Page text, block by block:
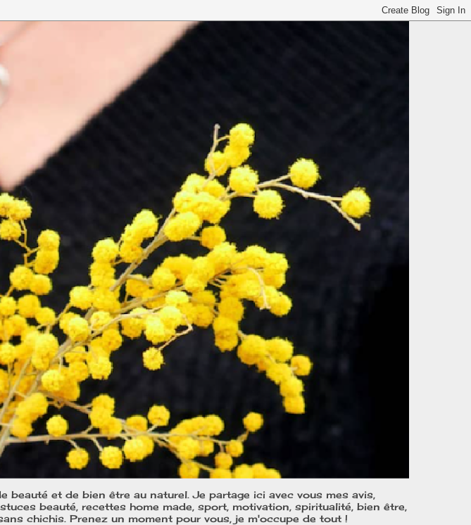
et de bien être au naturel. Je partage ici avec vous mes avis,
beauté, recettes home made, sport, motivation, spiritualité, bien être,
chichis. Prenez un moment pour vous, je m'occupe de tout !